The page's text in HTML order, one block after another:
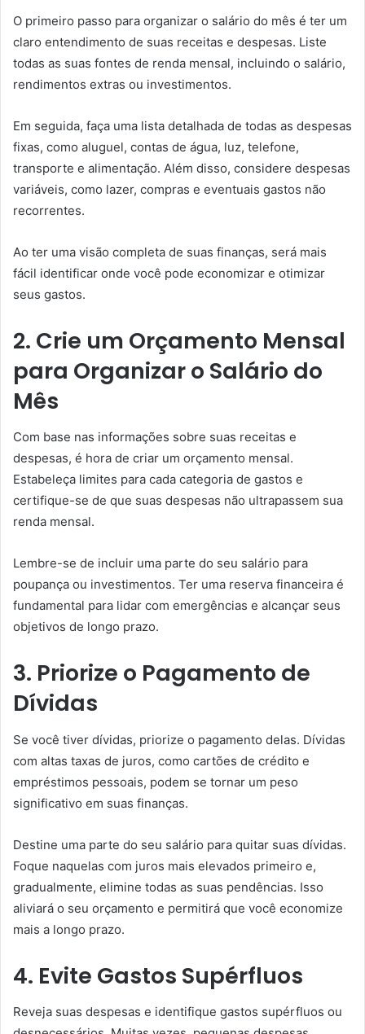
O primeiro passo para organizar o salário do mês é ter um
claro entendimento de suas receitas e despesas. Liste
todas as suas fontes de renda mensal, incluindo o salário,
rendimentos extras ou investimentos.
Em seguida, faça uma lista detalhada de todas as despesas
fixas, como aluguel, contas de água, luz, telefone,
transporte e alimentação. Além disso, considere despesas
variáveis, como lazer, compras e eventuais gastos não
recorrentes.
Ao ter uma visão completa de suas finanças, será mais
fácil identificar onde você pode economizar e otimizar
seus gastos.
2. Crie um Orçamento Mensal
para Organizar o Salário do
Mês
Com base nas informações sobre suas receitas e
despesas, é hora de criar um orçamento mensal.
Estabeleça limites para cada categoria de gastos e
certifique-se de que suas despesas não ultrapassem sua
renda mensal.
Lembre-se de incluir uma parte do seu salário para
poupança ou investimentos. Ter uma reserva financeira é
fundamental para lidar com emergências e alcançar seus
objetivos de longo prazo.
3. Priorize o Pagamento de
Dívidas
Se você tiver dívidas, priorize o pagamento delas. Dívidas
com altas taxas de juros, como cartões de crédito e
empréstimos pessoais, podem se tornar um peso
significativo em suas finanças.
Destine uma parte do seu salário para quitar suas dívidas.
Foque naquelas com juros mais elevados primeiro e,
gradualmente, elimine todas as suas pendências. Isso
aliviará o seu orçamento e permitirá que você economize
mais a longo prazo.
4. Evite Gastos Supérfluos
Reveja suas despesas e identifique gastos supérfluos ou